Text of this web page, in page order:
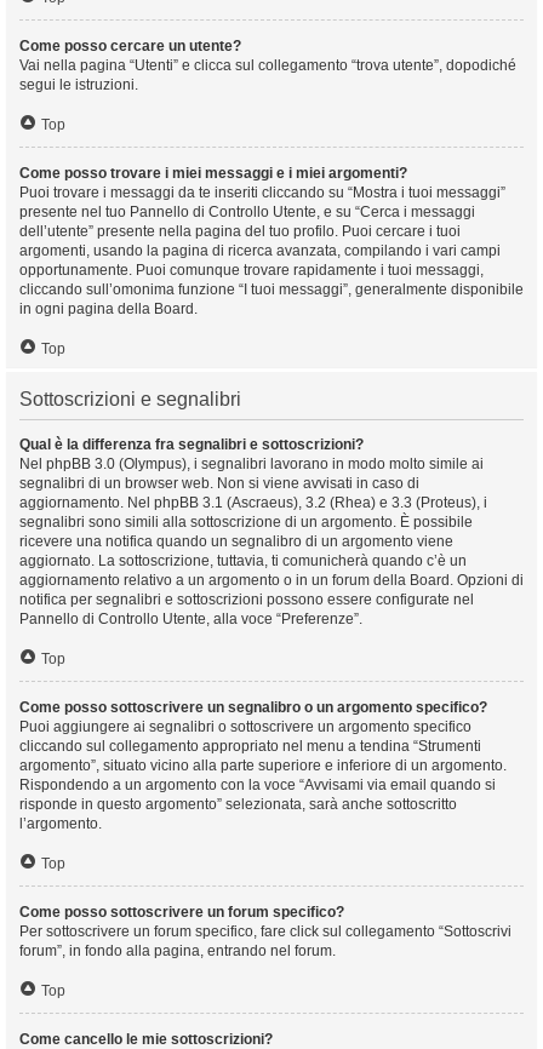
Come posso cercare un utente?
Vai nella pagina “Utenti” e clicca sul collegamento “trova utente”, dopodiché
segui le istruzioni.
Top
Come posso trovare i miei messaggi e i miei argomenti?
Puoi trovare i messaggi da te inseriti cliccando su “Mostra i tuoi messaggi”
presente nel tuo Pannello di Controllo Utente, e su “Cerca i messaggi
dell’utente” presente nella pagina del tuo profilo. Puoi cercare i tuoi
argomenti, usando la pagina di ricerca avanzata, compilando i vari campi
opportunamente. Puoi comunque trovare rapidamente i tuoi messaggi,
cliccando sull’omonima funzione “I tuoi messaggi”, generalmente disponibile
in ogni pagina della Board.
Top
Sottoscrizioni e segnalibri
Qual è la differenza fra segnalibri e sottoscrizioni?
Nel phpBB 3.0 (Olympus), i segnalibri lavorano in modo molto simile ai
segnalibri di un browser web. Non si viene avvisati in caso di
aggiornamento. Nel phpBB 3.1 (Ascraeus), 3.2 (Rhea) e 3.3 (Proteus), i
segnalibri sono simili alla sottoscrizione di un argomento. È possibile
ricevere una notifica quando un segnalibro di un argomento viene
aggiornato. La sottoscrizione, tuttavia, ti comunicherà quando c’è un
aggiornamento relativo a un argomento o in un forum della Board. Opzioni di
notifica per segnalibri e sottoscrizioni possono essere configurate nel
Pannello di Controllo Utente, alla voce “Preferenze”.
Top
Come posso sottoscrivere un segnalibro o un argomento specifico?
Puoi aggiungere ai segnalibri o sottoscrivere un argomento specifico
cliccando sul collegamento appropriato nel menu a tendina “Strumenti
argomento”, situato vicino alla parte superiore e inferiore di un argomento.
Rispondendo a un argomento con la voce “Avvisami via email quando si
risponde in questo argomento” selezionata, sarà anche sottoscritto
l’argomento.
Top
Come posso sottoscrivere un forum specifico?
Per sottoscrivere un forum specifico, fare click sul collegamento “Sottoscrivi
forum”, in fondo alla pagina, entrando nel forum.
Top
Come cancello le mie sottoscrizioni?